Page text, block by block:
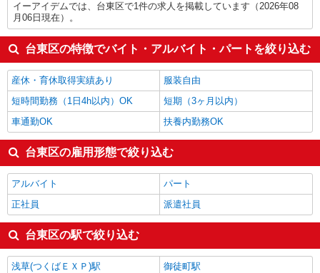
イーアイデムでは、台東区で1件の求人を掲載しています（2026年08
月06日現在）。
台東区の特徴でバイト・アルバイト・パートを絞り込む
産休・育休取得実績あり
服装自由
短時間勤務（1日4h以内）OK
短期（3ヶ月以内）
車通勤OK
扶養内勤務OK
台東区の雇用形態で絞り込む
アルバイト
パート
正社員
派遣社員
台東区の駅で絞り込む
浅草(つくばＥＸＰ)駅
御徒町駅